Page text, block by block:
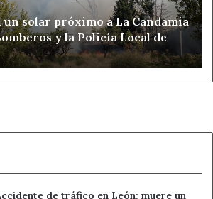
solar próximo a La Candamia
y la Policía Local de
de tráfico en León: muere un